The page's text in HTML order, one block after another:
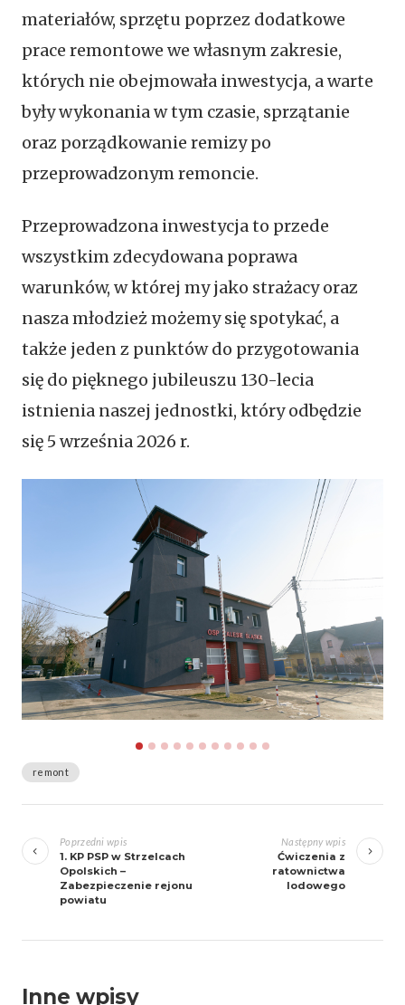
materiałów, sprzętu poprzez dodatkowe
prace remontowe we własnym zakresie,
których nie obejmowała inwestycja, a warte
były wykonania w tym czasie, sprzątanie
oraz porządkowanie remizy po
przeprowadzonym remoncie.
Przeprowadzona inwestycja to przede
wszystkim zdecydowana poprawa
warunków, w której my jako strażacy oraz
nasza młodzież możemy się spotykać, a
także jeden z punktów do przygotowania
się do pięknego jubileuszu 130-lecia
istnienia naszej jednostki, który odbędzie
się 5 września 2026 r.
remont
wpisyPoprzedni wpis
1. KP PSP w Strzelcach
Opolskich –
Zabezpieczenie rejonu
powiatu
Następny wpis
Ćwiczenia z
ratownictwa
lodowego
Inne wpisy